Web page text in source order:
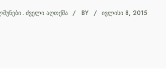
ᲫᲕᲔᲚᲘ ᲐᲦᲗᲥᲛᲐ BY ᲘᲕᲚᲘᲡᲘ 8, 2015